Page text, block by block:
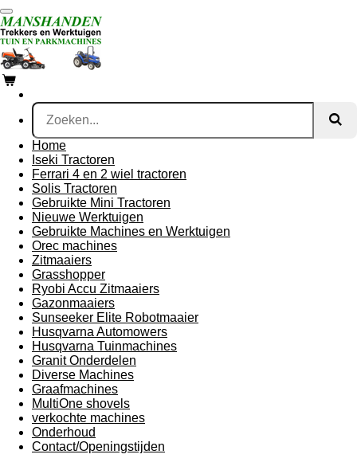
Ga
direct
naar
de
hoofdinhoud
Home
Iseki Tractoren
Ferrari 4 en 2 wiel tractoren
Solis Tractoren
Gebruikte Mini Tractoren
Nieuwe Werktuigen
Gebruikte Machines en Werktuigen
Orec machines
Zitmaaiers
Grasshopper
Ryobi Accu Zitmaaiers
Gazonmaaiers
Sunseeker Elite Robotmaaier
Husqvarna Automowers
Husqvarna Tuinmachines
Granit Onderdelen
Diverse Machines
Graafmachines
MultiOne shovels
verkochte machines
Onderhoud
Contact/Openingstijden